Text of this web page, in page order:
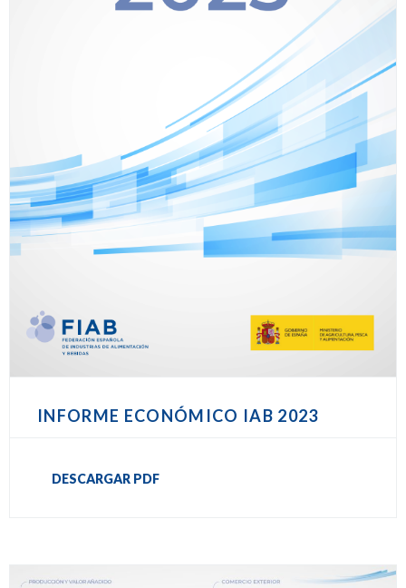
INFORME ECONÓMICO IAB 2023
DESCARGAR PDF